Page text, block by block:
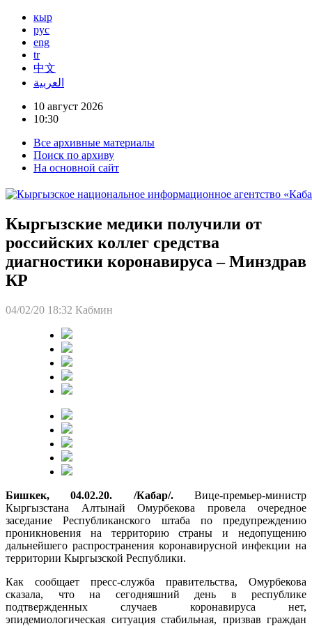
кыр
рус
eng
tr
中文
العربية
10 август 2026
10:30
Все архивные материалы
Поиск по архиву
На основной сайт
Кыргызские медики получили от
российских коллег средства
диагностики коронавируса – Минздрав
КР
04/02/20 18:32 Кабмин
Бишкек, 04.02.20. /Кабар/.Вице-премьер-министр
Кыргызстана Алтынай Омурбекова провела очередное
заседание Республиканского штаба по предупреждению
проникновения на территорию страны и недопущению
дальнейшего распространения коронавирусной инфекции на
территории Кыргызской Республики.
Как сообщает пресс-служба правительства, Омурбекова
сказала, что на сегодняшний день в республике
подтвержденных случаев коронавируса нет,
эпидемиологическая ситуация стабильная, призвав граждан